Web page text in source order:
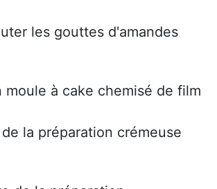
les gouttes d'amandes
à cake chemisé de film
la préparation crémeuse